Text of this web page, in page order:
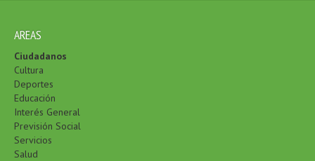
AREAS
Ciudadanos
Cultura
Deportes
Educación
Interés General
Previsión Social
Servicios
Salud